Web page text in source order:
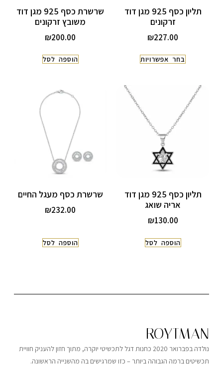
תליון כסף 925 מגן דוד
זרקונים
₪227.00
בחר אפשרויות
שרשרת כסף 925 מגן דוד
משובץ זרקונים
₪200.00
הוספה לסל
תליון כסף 925 מגן דוד
אריה שואג
₪130.00
הוספה לסל
שרשרת כסף מעגל החיים
₪232.00
הוספה לסל
ROYTMAN
נולדה בפברואר 2020 כחנות דגל לתכשיטי יוקרה, מתוך חזון להעניק חוויית
תכשיטים ברמה הגבוהה ביותר – כזו שמרגישים בה מהשנייה הראשונה.